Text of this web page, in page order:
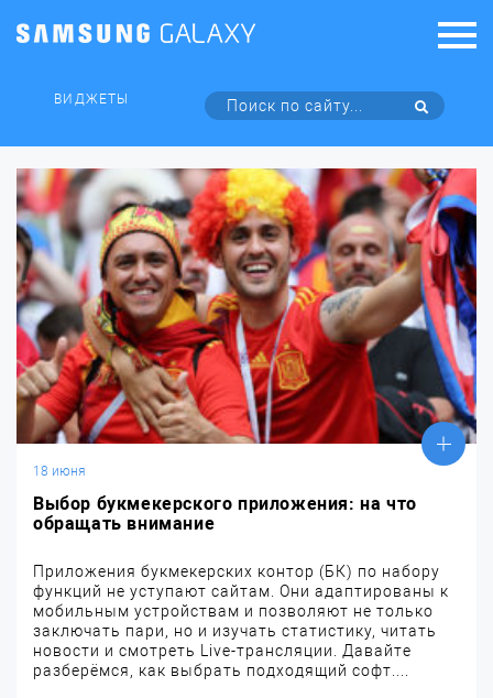
ВИДЖЕТЫ
18 июня
Выбор букмекерского приложения: на что
обращать внимание
Приложения букмекерских контор (БК) по набору
функций не уступают сайтам. Они адаптированы к
мобильным устройствам и позволяют не только
заключать пари, но и изучать статистику, читать
новости и смотреть Live-трансляции. Давайте
разберёмся, как выбрать подходящий софт....